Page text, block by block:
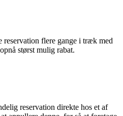
reservation flere gange i træk med
størst mulig rabat.
reservation direkte hos et af